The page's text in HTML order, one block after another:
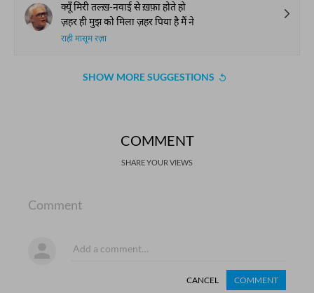
क्यूँ मिरी तल्ख़-नवाई से ख़फ़ा होते हो
ज़हर ही मुझ को मिला ज़हर पिया है मैं ने
राही मासूम रज़ा
SHOW MORE SUGGESTIONS
COMMENT
SHARE YOUR VIEWS
Comment
CANCEL COMMENT